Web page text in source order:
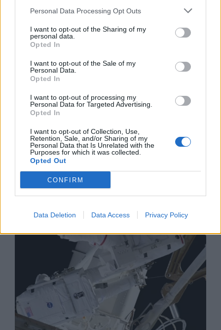
Personal Data Processing Opt Outs
I want to opt-out of the Sharing of my
personal data.
Opted In
I want to opt-out of the Sale of my
Personal Data.
Opted In
I want to opt-out of processing my
Personal Data for Targeted Advertising.
Opted In
I want to opt-out of Collection, Use,
Retention, Sale, and/or Sharing of my
Personal Data that Is Unrelated with the
Purposes for which it was collected.
Opted Out
CONFIRM
Data Deletion Data Access Privacy Policy
07.08.2026 / 16:00
Изкуствен интелект за първи път
създаде нови жизнеспособни вируси
07.08.2026 / 15:30